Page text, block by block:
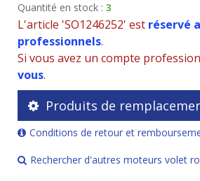
Quantité en stock : 3
L'article 'SO1246252' est réservé
professionnels.
Si vous avez un compte
vous.
Produits de
Conditions de retour et
Rechercher d'autres moteurs volet